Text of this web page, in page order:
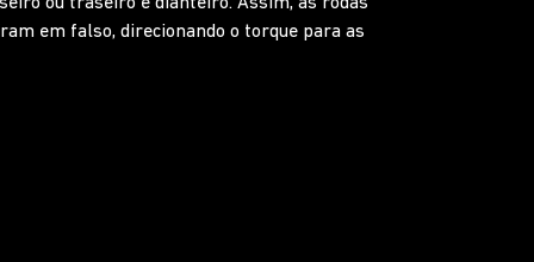
terrenos mais difíceis. Com o botão SwayBar,
e ajuda a articulação da suspensão em
trabalhar mais livremente.